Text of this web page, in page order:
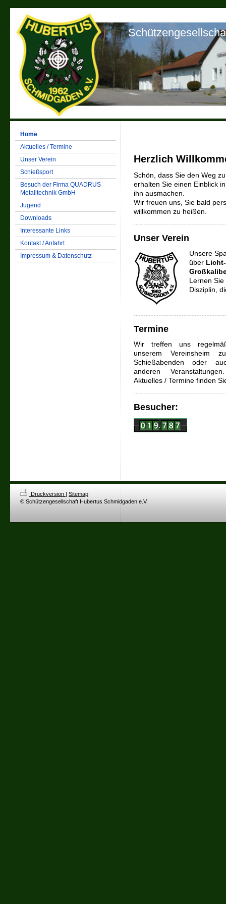
Home
Aktuelles / Termine
Unser Verein
Schießsport
Besuch der Firma QUADRUS
Metalltechnik GmbH
Jugend
Downloads
Interessante Links
Kontakt / Anfahrt
Impressum & Datenschutz
Herzlich
Schön, dass Sie den Weg
erhalten Sie einen Einblick
ihn ausmachen.
Wir freuen uns, Sie bald
willkommen zu heißen.
Unser Verein
Unsere
über Licht-
Lernen
Disziplin,
Termine
Wir treffen uns
unserem Vereinsheim
Schießabenden oder
anderen
Aktuelles / Termine finden
Besucher:
Druckversion | Sitemap
© Schützengesellschaft Hubertus Schmidgaden e.V.